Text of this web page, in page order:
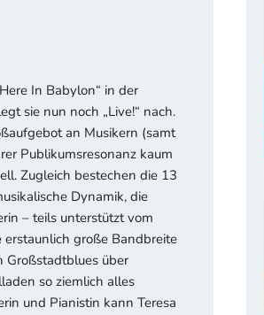
In Babylon“ in der
sie nun noch „Live!“ nach.
an Musikern (samt
Publikumsresonanz kaum
Zugleich bestechen die 13
Dynamik, die
– teils unterstützt vom
erstaunlich große Bandbreite
Großstadtblues über
so ziemlich alles
und Pianistin kann Teresa